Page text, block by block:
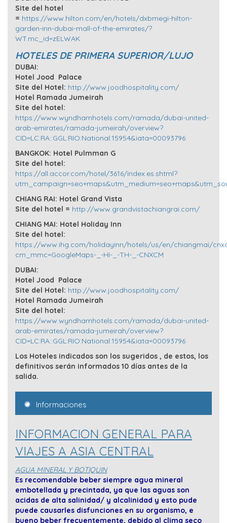
Site del hotel
= https://www.hilton.com/en/hotels/dxbmegi-hilton-
garden-inn-dubai-mall-of-the-emirates/?
WT.mc_id=zELWAK
HOTELES DE PRIMERA SUPERIOR/LUJO
DUBAI:
Hotel Jood Palace
Site del Hotel: http://www.joodhospitality.com/
Hotel Ramada Jumeirah
Site del hotel:
https://www.wyndhamhotels.com/ramada/dubai-united-
arab-emirates/ramada-jumeirah/overview?
CID=LC:RA::GGL:RIO:National:15954&iata=00093796
BANGKOK: Hotel Pulmman G
Site del hotel:
https://all.accor.com/hotel/3616/index.es.shtml?
CHIANG RAI: Hotel Grand Vista
Site del hotel = http://www.grandvistachiangrai.com/
CHIANG MAI: Hotel Holiday Inn
Site del hotel:
https://www.ihg.com/holidayinn/hotels/us/en/chiangmai/
cm_mmc=GoogleMaps-_-HI-_-TH-_-CNXCM
DUBAI:
Hotel Jood Palace
Site del Hotel: http://www.joodhospitality.com/
Hotel Ramada Jumeirah
Site del hotel:
https://www.wyndhamhotels.com/ramada/dubai-united-
arab-emirates/ramada-jumeirah/overview?
CID=LC:RA::GGL:RIO:National:15954&iata=00093796
Los Hoteles indicados son los sugeridos , de estos, los
definitivos serán informados 10 días antes de la
salida.
Informaciones
INFORMACION GENERAL PARA
VIAJES A ASIA CENTRAL
AGUA MINERAL Y BOTIQUIN
Es recomendable beber siempre agua mineral
embotellada y precintada, ya que las aguas son
acidas de alta salinidad/ y alcalinidad y esto pude
puede causarles disfunciones en su organismo, e
bueno beber frecuentemente, debido al clima seco